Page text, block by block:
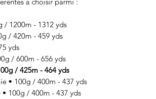
/ 1200m - 1312 yds
/ 420m - 459 yds
yds
/ 600m - 656 yds
/ 425m - 464 yds
• 100g / 400m - 437 yds
100g / 400m - 437 yds